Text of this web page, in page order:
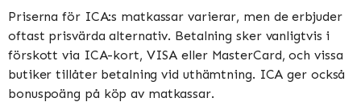
Priserna för ICA:s matkassar varierar, men de erbjuder
oftast prisvärda alternativ. Betalning sker vanligtvis i
förskott via ICA-kort, VISA eller MasterCard, och vissa
butiker tillåter betalning vid uthämtning. ICA ger också
bonuspoäng på köp av matkassar​​.